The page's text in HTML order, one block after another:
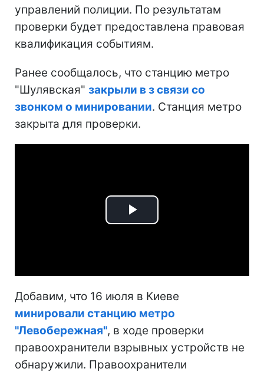
управлений полиции. По результатам
проверки будет предоставлена правовая
квалификация событиям.
Ранее сообщалось, что станцию метро
"Шулявская" закрыли в з связи со
звонком о минировании. Станция метро
закрыта для проверки.
Play
Добавим, что 16 июля в Киеве
минировали станцию метро
"Левобережная", в ходе проверки
правоохранители взрывных устройств не
обнаружили. Правоохранители